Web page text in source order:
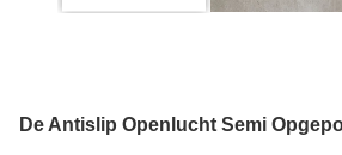
De Antislip Openlucht Semi